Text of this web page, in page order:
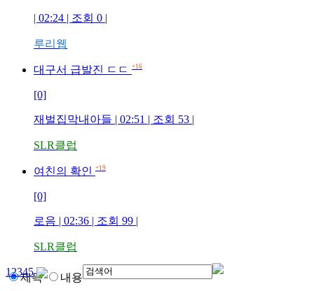
| 02:24 | 조회 0 |
루리웹
대구서 급발진 ㄷㄷ +16
[0]
재벌집막내아들 | 02:51 | 조회 53 |
SLR클럽
여친의 확인 +19
[0]
로음 | 02:36 | 조회 99 |
SLR클럽
12345
제목 내용